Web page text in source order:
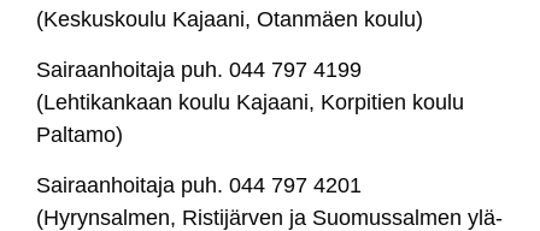
(Kes­kus­kou­lu Ka­jaa­ni, Otan­mäen kou­lu)
Sai­raan­hoi­ta­ja puh. 044 797 4199
(Leh­ti­kan­kaan kou­lu Ka­jaa­ni, Kor­pi­tien kou­lu
Pal­ta­mo)
Sai­raan­hoi­ta­ja puh. 044 797 4201
(Hy­ryn­sal­men, Ris­ti­jär­ven ja Suo­mus­sal­men ylä­